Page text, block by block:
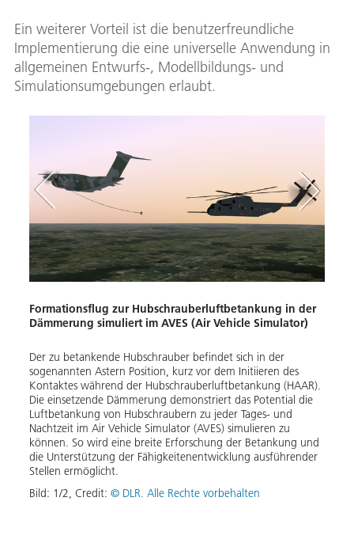
Ein weiterer Vorteil ist die benutzerfreundliche
Implementierung die eine universelle Anwendung in
allgemeinen Entwurfs-, Modellbildungs- und
Simulationsumgebungen erlaubt.
Formationsflug zur Hubschrauberluftbetankung in der
Dämmerung simuliert im AVES (Air Vehicle Simulator)
Der zu betankende Hubschrauber befindet sich in der
sogenannten Astern Position, kurz vor dem Initiieren des
Kontaktes während der Hubschrauberluftbetankung (HAAR).
Die einsetzende Dämmerung demonstriert das Potential die
Luftbetankung von Hubschraubern zu jeder Tages- und
Nachtzeit im Air Vehicle Simulator (AVES) simulieren zu
können. So wird eine breite Erforschung der Betankung und
die Unterstützung der Fähigkeitenentwicklung ausführender
Stellen ermöglicht.
Bild: 1/2, Credit: © DLR. Alle Rechte vorbehalten